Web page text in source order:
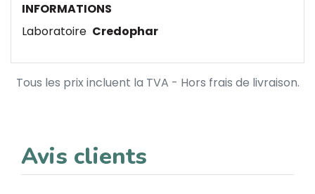
INFORMATIONS
Laboratoire Credophar
Tous les prix incluent la TVA - Hors frais de livraison.
Avis clients